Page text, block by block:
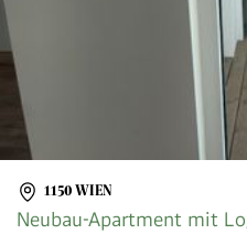
1150 WIEN
Neubau-Apartment mit